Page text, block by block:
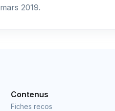
2019.
Contenus
Fiches recos